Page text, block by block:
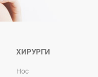
ХИРУРГИ
Нос